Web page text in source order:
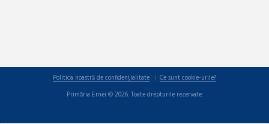
Politica noastră de confidențialitate
Ce sunt cookie-urile?
Primăria Ernei © 2026. Toate drepturile rezervate.